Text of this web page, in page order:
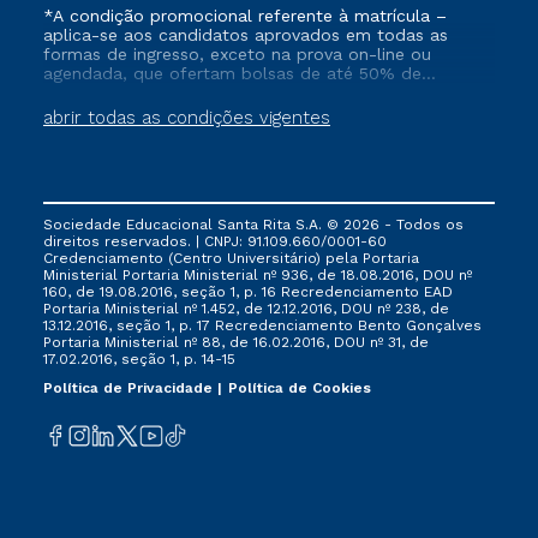
abrir todas as condições vigentes
*A condição promocional referente à matrícula –
aplica-se aos candidatos aprovados em todas as
formas de ingresso, exceto na prova on-line ou
agendada, que ofertam bolsas de até 50% de
que ainda não tenham efetivado e/ou não tenham
cancelado ou trancado sua matrícula em uma das
FIES, Prouni e outros programas governamentais, e
não se acumula com nenhuma outra campanha
ofertada pela Instituição.
Sociedade Educacional Santa Rita S.A. © 2026 - Todos os
direitos reservados. | CNPJ: 91.109.660/0001-60
Credenciamento (Centro Universitário) pela Portaria
Ministerial Portaria Ministerial nº 936, de 18.08.2016, DOU nº
160, de 19.08.2016, seção 1, p. 16 Recredenciamento EAD
Portaria Ministerial nº 1.452, de 12.12.2016, DOU nº 238, de
13.12.2016, seção 1, p. 17 Recredenciamento Bento Gonçalves
Portaria Ministerial nº 88, de 16.02.2016, DOU nº 31, de
17.02.2016, seção 1, p. 14-15
Política de Privacidade
Política de Cookies